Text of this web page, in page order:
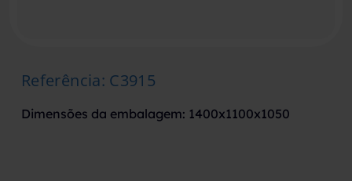
Referência: C3915
Dimensões da embalagem: 1400x1100x1050